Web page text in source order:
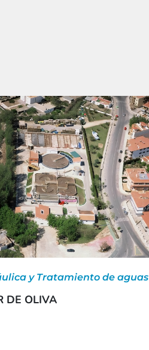
y Tratamiento de aguas
DE OLIVA